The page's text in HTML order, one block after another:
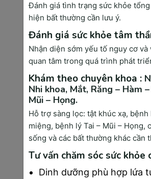
Việc bổ sung đủ nước là vô cùng
giai đoạn này, giúp đảm bảo lượng
cho thai nhi và ngăn ngừa tình
bón ở mẹ. Để giảm thiểu các cơn
chân, mẹ bầu có thể áp dụng các
lại nhẹ nhàng, lựa chọn tư thế
yoga, kiểm soát cân nặng hoặc
phương pháp châm cứu và sử dụng
định của bác sĩ.
Ngoài ra, việc tầm soát bệnh tiểu
duy trì một chế độ ăn uống lành
tránh xa đồ ngọt và thực phẩm
rất cần thiết. Đồng thời, việc theo
thai nhi cũng giúp mẹ bầu nắm bắt
Đánh giá tình trạng sức khỏe
hiện bất thường cần lưu ý.
Đánh giá sức khỏe tâm
Nhận diện sớm yếu tố nguy cơ và
quan tâm trong quá trình phát
Khám theo chuyên khoa :
Nhi khoa, Mắt, Răng – Hàm
Mũi – Họng.
Hỗ trợ sàng lọc: tật khúc xạ, bệnh
miệng, bệnh lý Tai – Mũi – Họng,
sống và các bất thường khác cần
Tư vấn chăm sóc sức khỏe
Dinh dưỡng phù hợp lứa